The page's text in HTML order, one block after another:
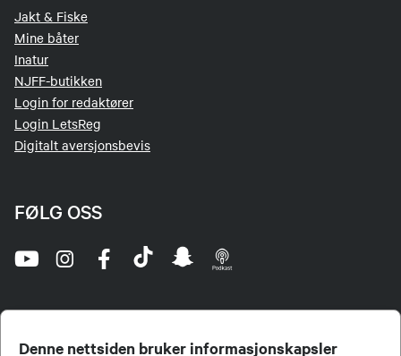
Denne nettsiden bruker informasjonskapsler
Jakt & Fiske
Mine båter
Inatur
NJFF-butikken
Login for redaktører
Login LetsReg
Digitalt aversjonsbevis
FØLG OSS